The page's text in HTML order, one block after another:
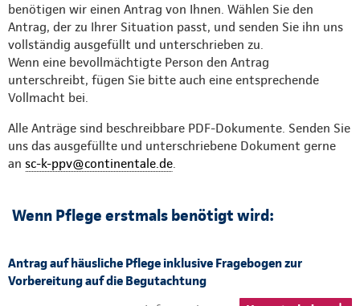
benötigen wir einen Antrag von Ihnen. Wählen Sie den
Antrag, der zu Ihrer Situation passt, und senden Sie ihn uns
vollständig ausgefüllt und unterschrieben zu.
Wenn eine bevollmächtigte Person den Antrag
unterschreibt, fügen Sie bitte auch eine entsprechende
Vollmacht bei.
Alle Anträge sind beschreibbare PDF-Dokumente. Senden Sie
uns das ausgefüllte und unterschriebene Dokument gerne
an sc-k-ppv@continentale.de.
Wenn Pflege erstmals benötigt wird:
Antrag auf häusliche Pflege inklusive Fragebogen zur
Vorbereitung auf die Begutachtung